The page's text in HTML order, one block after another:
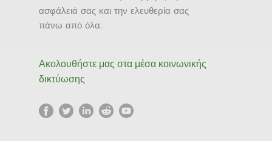
ασφάλειά σας και την ελευθερία σας
πάνω από όλα.
Ακολουθήστε μας στα μέσα κοινωνικής
δικτύωσης